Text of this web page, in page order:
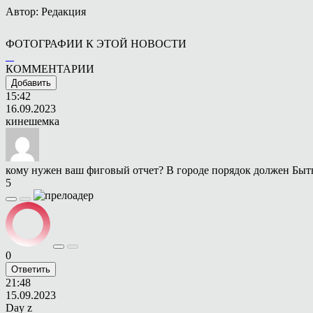
Автор: Редакция
ФОТОГРАФИИ К ЭТОЙ НОВОСТИ
КОММЕНТАРИИ
Добавить
15:42
16.09.2023
кинешемка
кому нужен ваш фиговый отчет? В городе порядок должен
5
0
Ответить
21:48
15.09.2023
Day z